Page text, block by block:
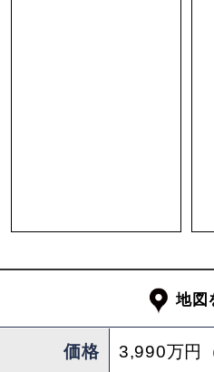
したが、一人暮らしにも
地図
価格
3,990万円